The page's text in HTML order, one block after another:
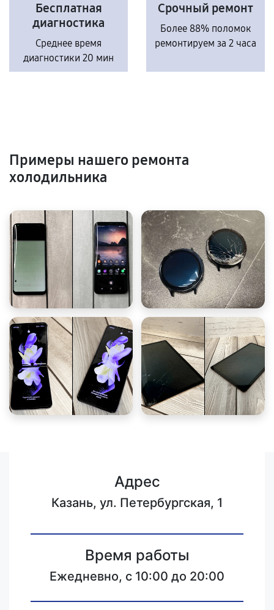
Бесплатная
диагностика
Среднее время
диагностики 20 мин
Срочный ремонт
Более 88% поломок
ремонтируем за 2 часа
Примеры нашего ремонта
холодильника
Адрес
Казань, ул. Петербургская, 1
Время работы
Ежедневно, с 10:00 до 20:00